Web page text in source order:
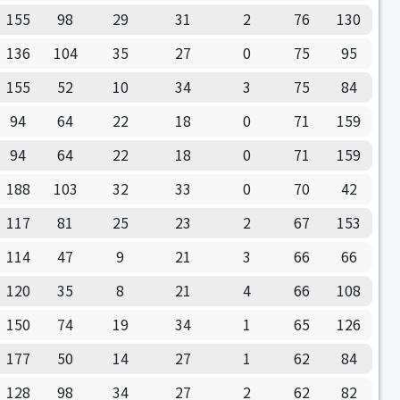
155 98 29 31 2 76
130
136
104 35 27 0 75
95
155
52 10 34 3 75
84
94
64 22 18 0 71
159
94
64 22 18 0 71
159
188
103 32 33 0 70
42
117
81 25 23 2 67
153
114
47 9 21 3 66
66
120
35 8 21 4 66
108
150
74 19 34 1 65
126
177
50 14 27 1 62
84
128
98 34 27 2 62 82